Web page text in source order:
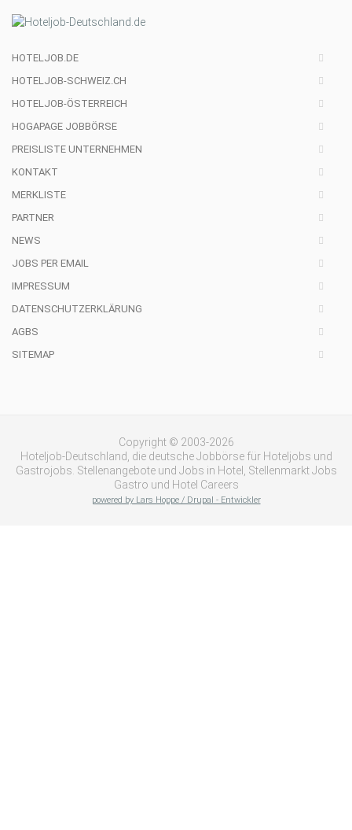
HOTELJOB.DE
HOTELJOB-SCHWEIZ.CH
HOTELJOB-ÖSTERREICH
HOGAPAGE JOBBÖRSE
PREISLISTE UNTERNEHMEN
KONTAKT
MERKLISTE
PARTNER
NEWS
JOBS PER EMAIL
IMPRESSUM
DATENSCHUTZERKLÄRUNG
AGBS
SITEMAP
Copyright © 2003-2026
Hoteljob-Deutschland, die deutsche Jobbörse für Hoteljobs und
Gastrojobs. Stellenangebote und Jobs in Hotel, Stellenmarkt Jobs
Gastro und Hotel Careers
powered by Lars Hoppe / Drupal - Entwickler